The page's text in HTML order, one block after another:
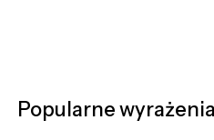
Popularne wyrażenia